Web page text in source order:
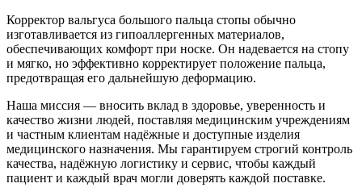
Корректор вальгуса большого пальца стопы обычно
изготавливается из гипоаллергенных материалов,
обеспечивающих комфорт при носке. Он надевается на стопу
и мягко, но эффективно корректирует положение пальца,
предотвращая его дальнейшую деформацию.
Наша миссия — вносить вклад в здоровье, уверенность и
качество жизни людей, поставляя медицинским учреждениям
и частным клиентам надёжные и доступные изделия
медицинского назначения. Мы гарантируем строгий контроль
качества, надёжную логистику и сервис, чтобы каждый
пациент и каждый врач могли доверять каждой поставке.